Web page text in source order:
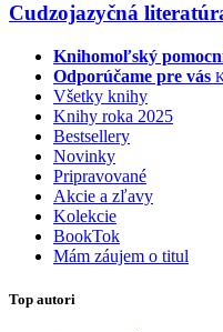
Cudzojazyčná
Knihomoľský
Odporúčame pre vás
Všetky knihy
Knihy roka 2025
Bestsellery
Novinky
Pripravované
Akcie a zľavy
Kolekcie
BookTok
Mám záujem o titul
Top autori